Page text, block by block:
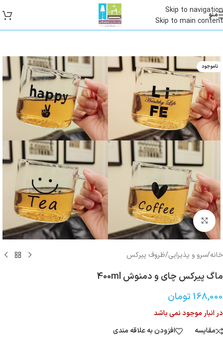
Skip to navigation
Skip to main content
منو
ناموجود
بزرگنمایی تصویر
خانه/سرو و پذیرایی/ظروف پیرکس
ماگ پیرکس چای و دمنوش 400ml
168,000 تومان
در انبار موجود نمی باشد
مقایسه
افزودن به علاقه مندی